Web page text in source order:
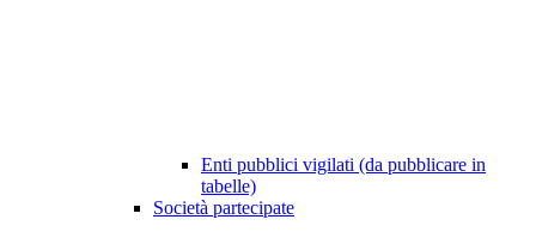
Enti pubblici vigilati (da pubblicare in
tabelle)
Società partecipate